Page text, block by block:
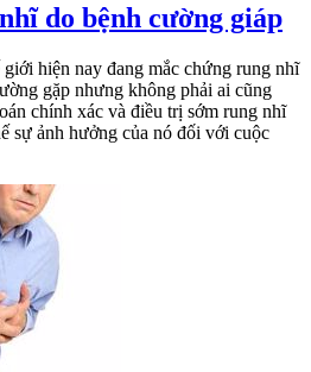
do bệnh cường giáp
hiện nay đang mắc chứng rung nhĩ
gặp nhưng không phải ai cũng
chính xác và điều trị sớm rung nhĩ
sự ảnh hưởng của nó đối với cuộc